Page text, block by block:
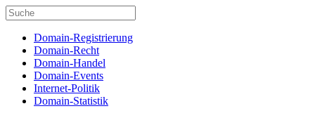
Domain-Registrierung
Domain-Recht
Domain-Handel
Domain-Events
Internet-Politik
Domain-Statistik